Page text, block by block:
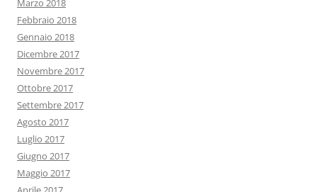
Marzo 2018
Febbraio 2018
Gennaio 2018
Dicembre 2017
Novembre 2017
Ottobre 2017
Settembre 2017
Agosto 2017
Luglio 2017
Giugno 2017
Maggio 2017